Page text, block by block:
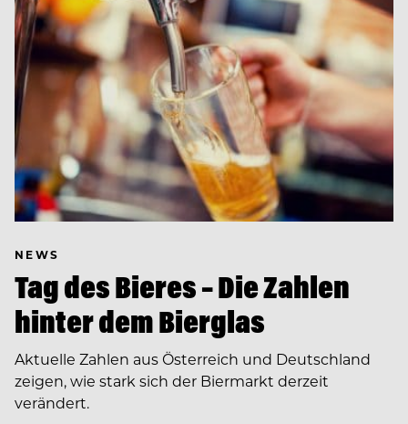
NEWS
Tag des Bieres – Die Zahlen
hinter dem Bierglas
Aktuelle Zahlen aus Österreich und Deutschland
zeigen, wie stark sich der Biermarkt derzeit
verändert.